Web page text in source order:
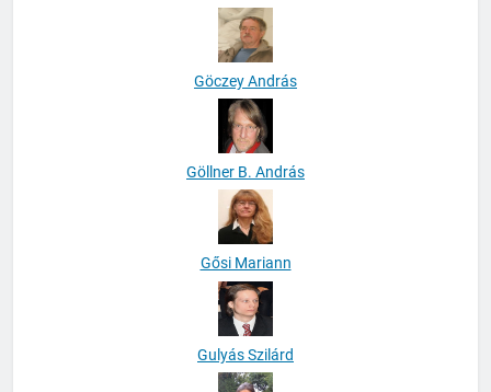
Göczey András
Göllner B. András
Gősi Mariann
Gulyás Szilárd